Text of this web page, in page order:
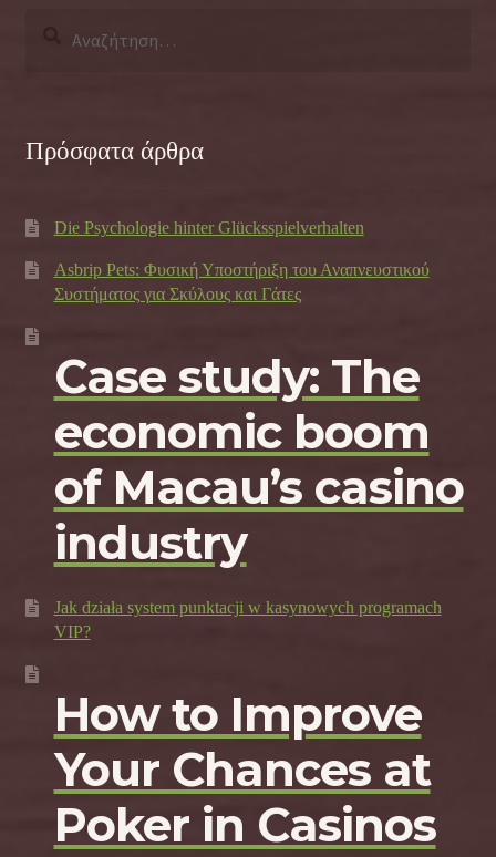
Πρόσφατα άρθρα
Die Psychologie hinter Glücksspielverhalten
Asbrip Pets: Φυσική Υποστήριξη του Αναπνευστικού
Συστήματος για Σκύλους και Γάτες
Case study: The
economic boom
of Macau’s casino
industry
Jak działa system punktacji w kasynowych programach
VIP?
How to Improve
Your Chances at
Poker in Casinos